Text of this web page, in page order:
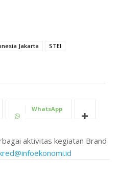
Jakarta
STEI
WhatsApp
aktivitas kegiatan Brand